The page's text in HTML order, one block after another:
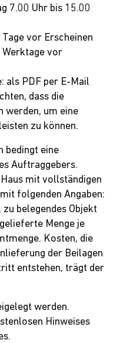
7.00 Uhr bis 15.00
vor Erscheinen
vor
als PDF per E-Mail
dass die
werden, um eine
zu können.
bedingt eine
Auftraggebers.
mit vollständigen
folgenden Angaben:
belegendes Objekt
Menge je
Kosten, die
der Beilagen
entstehen, trägt der
werden.
Hinweises